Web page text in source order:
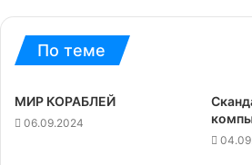
По теме
МИР КОРАБЛЕЙ
06.09.2024